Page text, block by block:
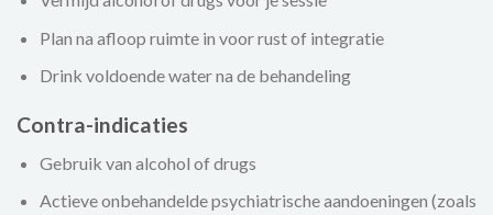
Plan na afloop ruimte in voor rust of integratie
Drink voldoende water na de behandeling
Contra-indicaties
Gebruik van alcohol of drugs
Actieve onbehandelde psychiatrische aandoeningen (zoals